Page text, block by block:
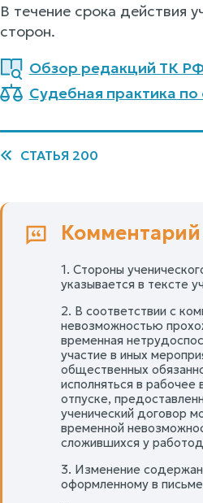
В течение срока действия
сторон.
Обзор редакций ТК
Судебная практика
СТАТЬЯ 200
Комментарий
1. Стороны
указывается в тексте
2. В соответствии с
невозможностью
временная
участие в иных
общественных
исполняться в
отпуске,
ученический договор
временной
сложившихся у
3. Изменение
оформленному в